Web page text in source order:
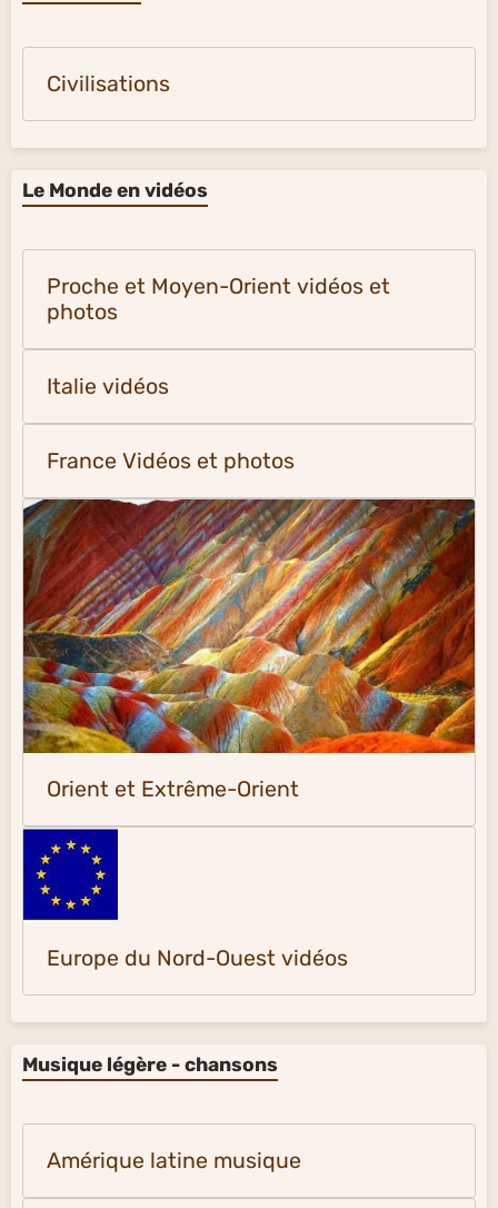
Civilisations
Le Monde en vidéos
Proche et Moyen-Orient vidéos et
photos
Italie vidéos
France Vidéos et photos
Orient et Extrême-Orient
Europe du Nord-Ouest vidéos
Musique légère - chansons
Amérique latine musique